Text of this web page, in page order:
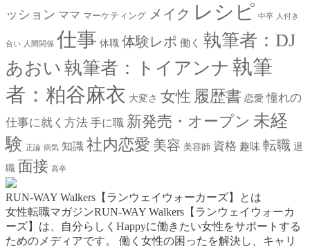
ッション ママ マーケティング メイク レシピ 中卒 人付き
合い 人間関係 仕事 休職 体験レポ 働く 執筆者：DJ
あおい 執筆者：トイアンナ 執筆
者：粕谷麻衣 大変さ 女性 履歴書 恋愛 憧れの
仕事に就く方法 手に職 新発売・オープン 未経
験 正論 病気 知識 社内恋愛 美容 美容師 資格 趣味 転職 退
職 面接 高卒
RUN-WAY Walkers【ランウェイウォーカーズ】とは
女性転職マガジンRUN-WAY Walkers【ランウェイウォーカ
ーズ】は、自分らしくHappyに働きたい女性をサポートする
ためのメディアです。
働く女性の困ったを解決し、キャリ